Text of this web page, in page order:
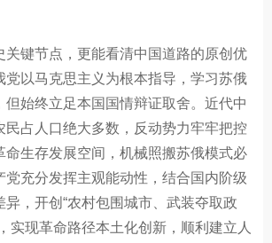
键节点，更能看清中国道路的原创优
党以马克思主义为根本指导，学习苏俄
但始终立足本国国情辩证取舍。近代中
民占人口绝大多数，反动势力牢牢把控
命生存发展空间，机械照搬苏俄模式必
党充分发挥主观能动性，结合国内阶级
异，开创“农村包围城市、武装夺取政
实现革命路径本土化创新，顺利建立人